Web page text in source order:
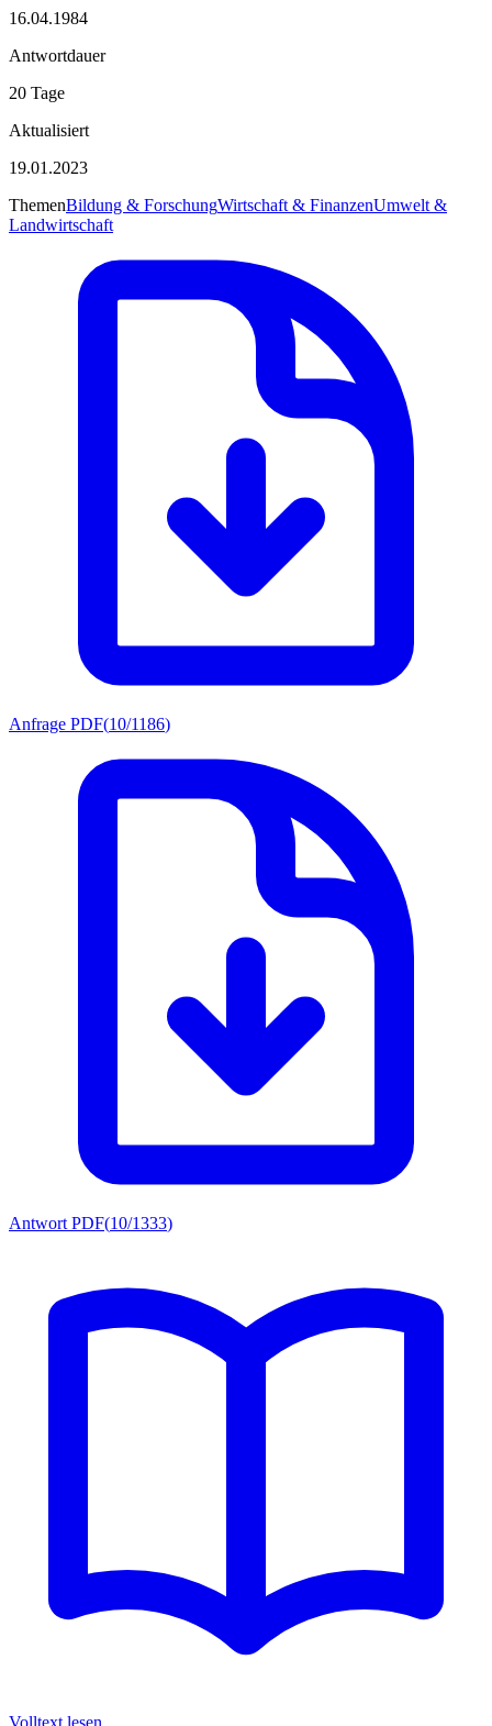
16.04.1984
Antwortdauer
20 Tage
Aktualisiert
19.01.2023
ThemenBildung & ForschungWirtschaft & FinanzenUmwelt &
Landwirtschaft
Anfrage PDF(10/1186)
Antwort PDF(10/1333)
Volltext lesen